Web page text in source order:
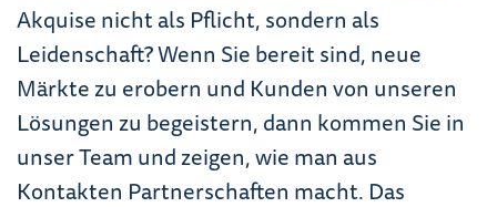
Akquise nicht als Pflicht, sondern als
Leidenschaft? Wenn Sie bereit sind, neue
Märkte zu erobern und Kunden von unseren
Lösungen zu begeistern, dann kommen Sie in
unser Team und zeigen, wie man aus
Kontakten Partnerschaften macht. Das